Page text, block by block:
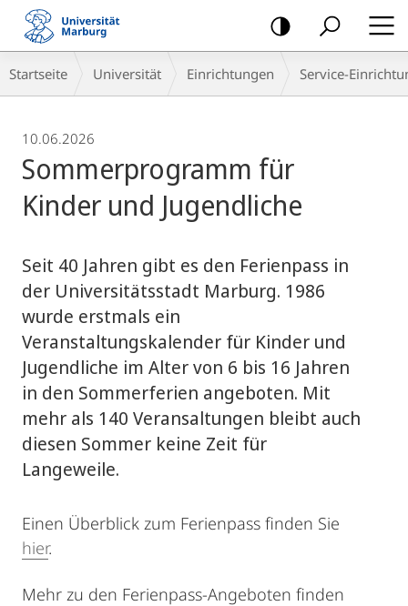
Mobile-
Navigation
Breadcrumb-
Navigation
Startseite Universität Einrichtungen Service-
10.06.2026
Sommerprogramm für
Kinder und Jugendliche
Seit 40 Jahren gibt es den Ferienpass in
der Universitätsstadt Marburg. 1986
wurde erstmals ein
Veranstaltungskalender für Kinder und
Jugendliche im Alter von 6 bis 16 Jahren
in den Sommerferien angeboten. Mit
mehr als 140 Veransaltungen bleibt auch
diesen Sommer keine Zeit für
Langeweile.
Einen Überblick zum Ferienpass finden Sie
hier.
Mehr zu den Ferienpass-Angeboten finden